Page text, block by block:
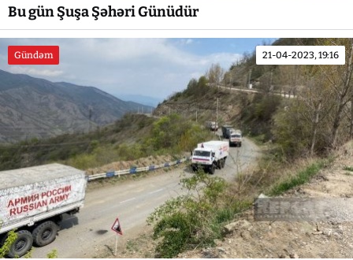
Bu gün Şuşa Şəhəri Günüdür
Gündəm 21-04-2023, 19:16